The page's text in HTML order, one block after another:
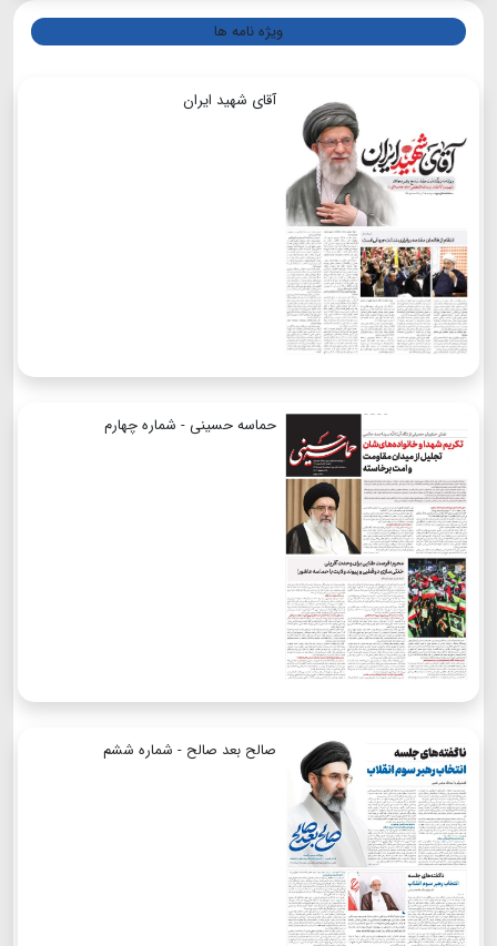
ویژه نامه ها
آقای شهید ایران
حماسه حسینی - شماره چهارم
صالح بعد صالح - شماره ششم